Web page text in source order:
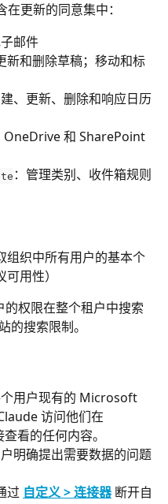
更新的同意集中：
邮件
新和删除草稿；移动和标
、更新、删除和响应日历
OneDrive 和 SharePoint
：管理类别、收件箱规则
组织中所有用户的基本个
用性）
权限在整个租户中搜索
搜索限制。
用户现有的 Microsoft
访问他们在
看的任何内容。
明确提出需要数据的问题
过 自定义 > 连接器 断开自